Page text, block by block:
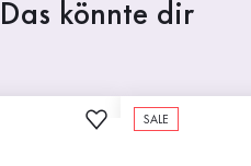
könnte dir
SALE